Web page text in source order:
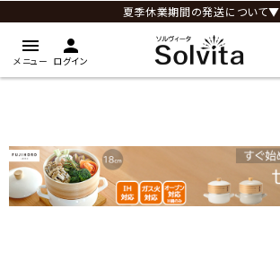
夏季休業期間の発送について▼
menu
メニュー
person
ログイン